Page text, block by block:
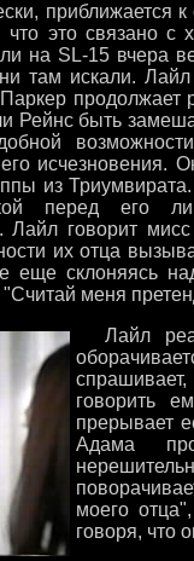
приближается к
что это связано с
на SL-15 вчера
там искали.
продолжает
Рейнс быть
исчезновения.
из
перед его
Лайл говорит
их отца
еще склоняясь
"Считай меня
Лайл
говорить
прерывает
Адама
моего
говоря, что